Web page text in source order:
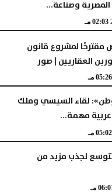
وصناعة...
02:03 مـ
مقترحًا لمشروع قانون
العقاريين | صور
05:26 مـ
لقاء السيسي وملك
مهمة...
05:02 مـ
لجذب مزيد من
مـ